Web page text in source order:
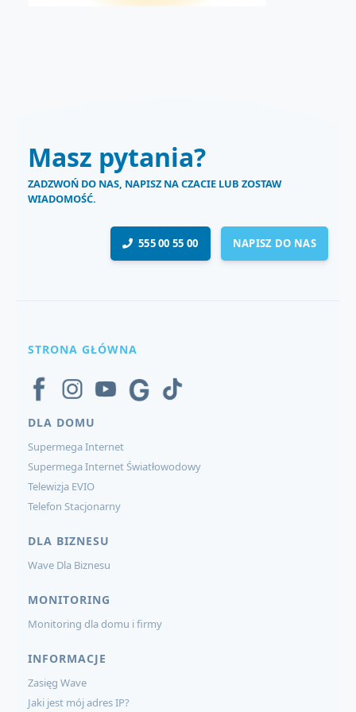
Masz pytania?
ZADZWOŃ DO NAS, NAPISZ NA CZACIE LUB ZOSTAW
WIADOMOŚĆ.
555 00 55 00 NAPISZ DO NAS
STRONA GŁÓWNA
DLA DOMU
Supermega Internet
Supermega Internet Światłowodowy
Telewizja EVIO
Telefon Stacjonarny
DLA BIZNESU
Wave Dla Biznesu
MONITORING
Monitoring dla domu i firmy
INFORMACJE
Zasięg Wave
Jaki jest mój adres IP?